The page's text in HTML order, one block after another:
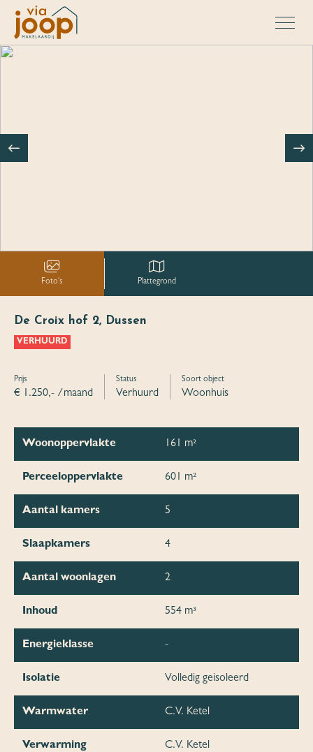
Foto's Plattegrond
De Croix hof 2, Dussen
VERHUURD
Prijs
€ 1.250,- /maand
Status
Verhuurd
Soort object
Woonhuis
Woonoppervlakte 161 m²
Perceeloppervlakte 601 m²
Aantal kamers 5
Slaapkamers 4
Aantal woonlagen 2
Inhoud 554 m³
Energieklasse -
Isolatie Volledig geisoleerd
Warmwater C.V. Ketel
Verwarming C.V. Ketel